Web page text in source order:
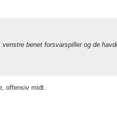
benet forsvarspiller og de
offensiv midt.